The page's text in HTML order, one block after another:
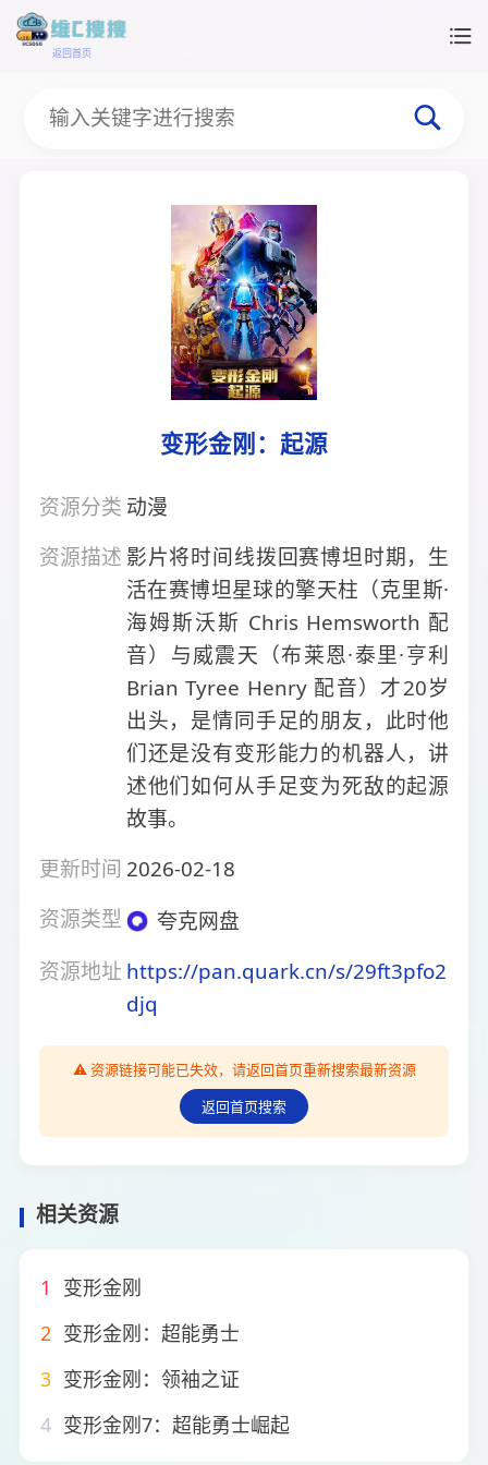
返回首页
变形金刚：起源
资源分类 动漫
资源描述 影片将时间线拨回赛博坦时期，生
活在赛博坦星球的擎天柱（克里斯·
海姆斯沃斯 Chris Hemsworth 配
音）与威震天（布莱恩·泰里·亨利
Brian Tyree Henry 配音）才20岁
出头，是情同手足的朋友，此时他
们还是没有变形能力的机器人，讲
述他们如何从手足变为死敌的起源
故事。
更新时间 2026-02-18
资源类型
夸克网盘
资源地址 https://pan.quark.cn/s/29ft3pfo2
djq
⚠️ 资源链接可能已失效，请返回首页重新搜索最新资源
返回首页搜索
相关资源
1
变形金刚
2 变形金刚：超能勇士
3 变形金刚：领袖之证
4 变形金刚7：超能勇士崛起